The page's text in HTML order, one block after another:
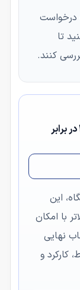
درخواست
تا
کنند.
پژو 207i پانوراما دنده‌ای مدل 2025-1404 در برابر
این
با امکان
نهایی
کارکرد و